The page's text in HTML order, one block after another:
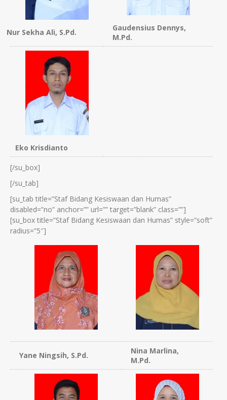
Nur Sekha Ali, S.Pd.
Gaudensius Dennys,
M.Pd.
Eko Krisdianto
[/su_box]
[/su_tab]
[su_tab title=”Staf Bidang Kesiswaan dan Humas”
disabled=”no” anchor=”” url=”” target=”blank” class=””]
[su_box title=”Staf Bidang Kesiswaan dan Humas” style=”soft”
radius=”5″]
Yane Ningsih, S.Pd.
Nina Marlina,
M.Pd.